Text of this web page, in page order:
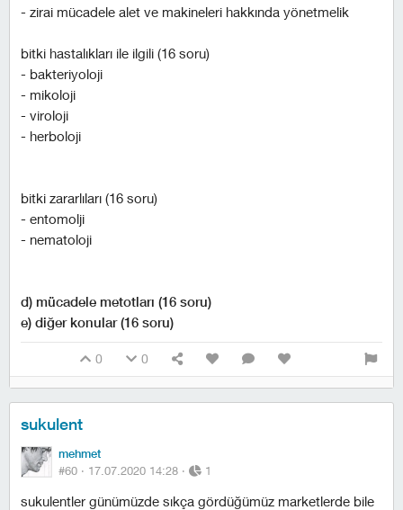
- zirai mücadele alet ve makineleri hakkında yönetmelik
bitki hastalıkları ile ilgili (16 soru)
- bakteriyoloji
- mikoloji
- viroloji
- herboloji
bitki zararlıları (16 soru)
- entomolji
- nematoloji
d) mücadele metotları (16 soru)
e) diğer konular (16 soru)
0 0
sukulent
mehmet
#60 · 17.07.2020 14:28 · 1
sukulentler günümüzde sıkça gördüğümüz marketlerde bile